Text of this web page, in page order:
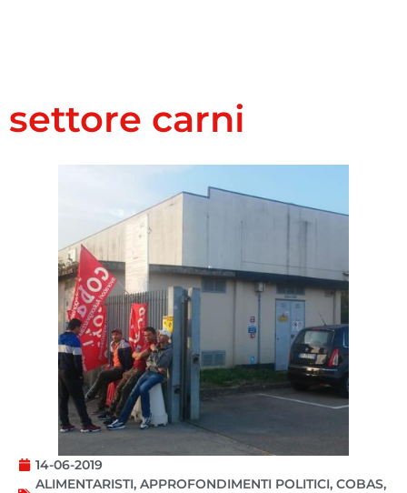
settore carni
14-06-2019
ALIMENTARISTI, APPROFONDIMENTI POLITICI, COBAS,